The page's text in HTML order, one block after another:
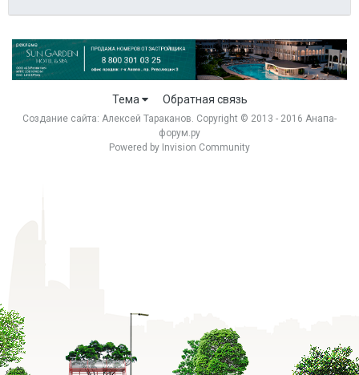
Тема Обратная связь
Создание сайта: Алексей Тараканов. Copyright © 2013 - 2016 Анапа-
форум.ру
Powered by Invision Community